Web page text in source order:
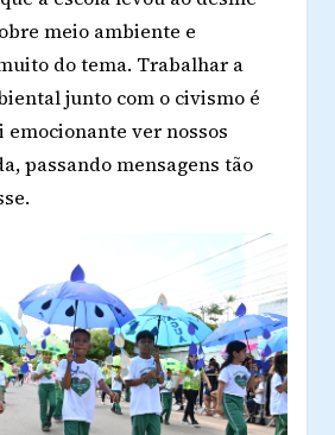
meio ambiente e
do tema. Trabalhar a
junto com o civismo é
ver nossos
passando mensagens tão